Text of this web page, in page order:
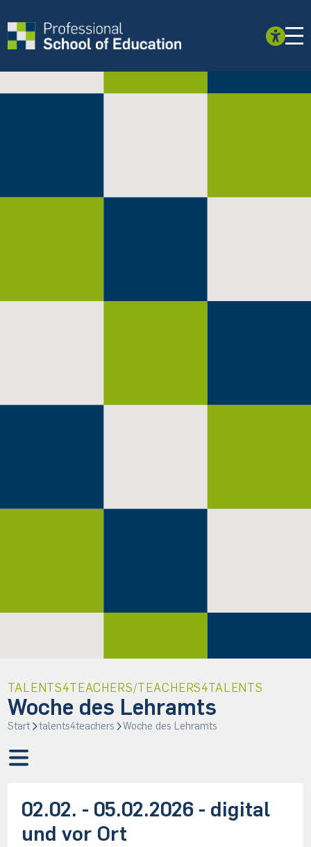
TALENTS4TEACHERS/TEACHERS4TALENTS
Woche des Lehramts
Start talents4teachers Woche des Lehramts
02.02. - 05.02.2026 - digital
und vor Ort